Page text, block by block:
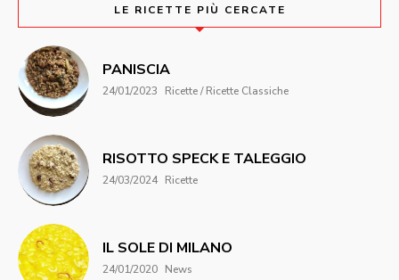
LE RICETTE PIÙ CERCATE
PANISCIA
24/01/2023 Ricette / Ricette Classiche
RISOTTO SPECK E TALEGGIO
24/03/2024 Ricette
IL SOLE DI MILANO
24/01/2020 News